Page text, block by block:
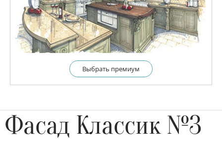
Выбрать премиум
Фасад Классик №3